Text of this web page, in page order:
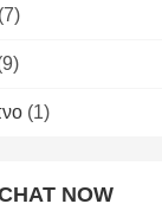
(7)
(1)
NOW